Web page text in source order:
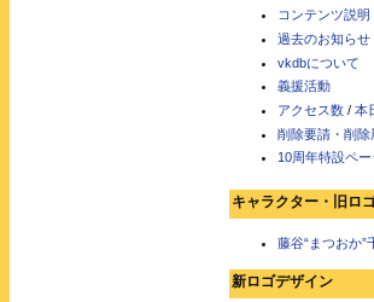
コンテンツ説明
過去のお知らせ
vkdbについて
義援活動
アクセス数 / 本
削除要請・削除
10周年特設ペー
キャラクター・旧ロ
藤谷“まつおか”
新ロゴデザイン